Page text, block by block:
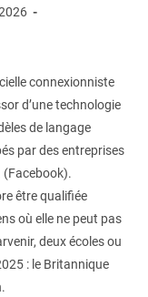
connexionniste
d’une technologie
de langage
par des entreprises
(Facebook).
être qualifiée
où elle ne peut pas
deux écoles ou
: le Britannique